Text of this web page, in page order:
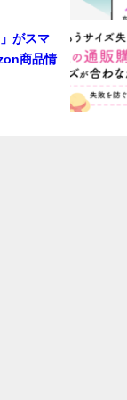
がスマ
商品情